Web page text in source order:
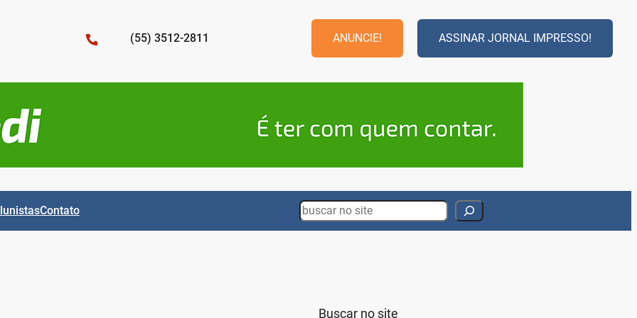
(55) 3512-2811 ANUNCIE! ASSINAR JORNAL IMPRESSO!
Contato Search
Buscar no site